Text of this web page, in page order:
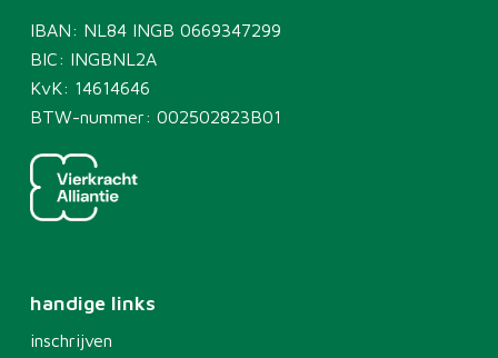
IBAN: NL84 INGB 0669347299
BIC: INGBNL2A
KvK: 14614646
BTW-nummer: 002502823B01
handige links
inschrijven